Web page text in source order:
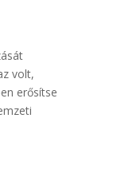
volt,
erősítse